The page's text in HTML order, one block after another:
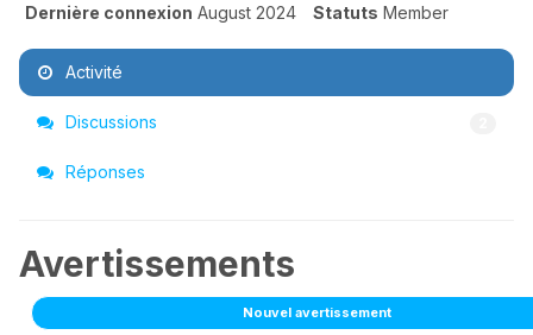
Dernière connexion August 2024 Statuts Member
Activité
Discussions
Réponses
Avertissements
Nouvel avertissement